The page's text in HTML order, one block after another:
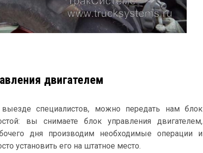
двигателем
специалистов, можно передать нам блок
вы снимаете блок управления двигателем,
дня производим необходимые операции и
установить его на штатное место.